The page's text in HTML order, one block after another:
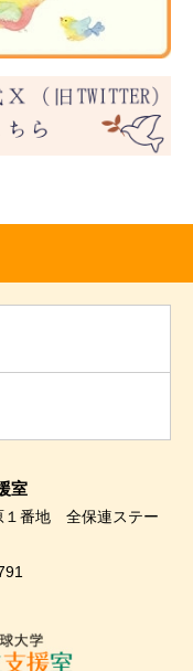
室
１番地 全保連ステー